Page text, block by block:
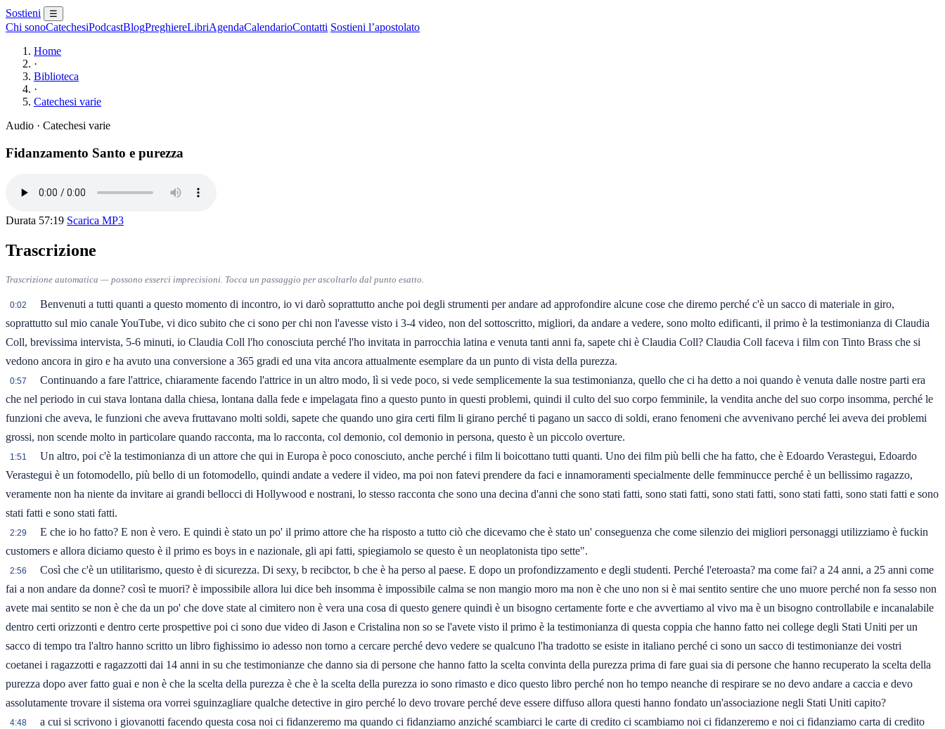
Sostieni ☰
Chi sonoCatechesiPodcastBlogPreghiereLibriAgendaCalendarioContatti Sostieni l’apostolato
Home
·
Biblioteca
·
Catechesi varie
Audio · Catechesi varie
Fidanzamento Santo e purezza
Durata 57:19 Scarica MP3
Trascrizione
Trascrizione automatica — possono esserci imprecisioni. Tocca un passaggio per ascoltarlo dal punto esatto.
0:02
Benvenuti a tutti quanti a questo momento di incontro, io vi darò soprattutto anche poi degli strumenti per andare ad approfondire alcune cose che diremo perché c'è un sacco di materiale in giro,
soprattutto sul mio canale YouTube, vi dico subito che ci sono per chi non l'avesse visto i 3-4 video, non del sottoscritto, migliori, da andare a vedere, sono molto edificanti, il primo è la testimonianza di Claudia
Coll, brevissima intervista, 5-6 minuti, io Claudia Coll l'ho conosciuta perché l'ho invitata in parrocchia latina e venuta tanti anni fa, sapete chi è Claudia Coll? Claudia Coll faceva i film con Tinto Brass che si
vedono ancora in giro e ha avuto una conversione a 365 gradi ed una vita ancora attualmente esemplare da un punto di vista della purezza.
0:57
Continuando a fare l'attrice, chiaramente facendo l'attrice in un altro modo, lì si vede poco, si vede semplicemente la sua testimonianza, quello che ci ha detto a noi quando è venuta dalle nostre parti era
che nel periodo in cui stava lontana dalla chiesa, lontana dalla fede e impelagata fino a questo punto in questi problemi, quindi il culto del suo corpo femminile, la vendita anche del suo corpo insomma, perché le
funzioni che aveva, le funzioni che aveva fruttavano molti soldi, sapete che quando uno gira certi film li girano perché ti pagano un sacco di soldi, erano fenomeni che avvenivano perché lei aveva dei problemi
grossi, non scende molto in particolare quando racconta, ma lo racconta, col demonio, col demonio in persona, questo è un piccolo overture.
1:51
Un altro, poi c'è la testimonianza di un attore che qui in Europa è poco conosciuto, anche perché i film li boicottano tutti quanti. Uno dei film più belli che ha fatto, che è Edoardo Verastegui, Edoardo
Verastegui è un fotomodello, più bello di un fotomodello, quindi andate a vedere il video, ma poi non fatevi prendere da faci e innamoramenti specialmente delle femminucce perché è un bellissimo ragazzo,
veramente non ha niente da invitare ai grandi bellocci di Hollywood e nostrani, lo stesso racconta che sono una decina d'anni che sono stati fatti, sono stati fatti, sono stati fatti, sono stati fatti, sono stati fatti e sono
stati fatti e sono stati fatti.
2:29
E che io ho fatto? E non è vero. E quindi è stato un po' il primo attore che ha risposto a tutto ciò che dicevamo che è stato un' conseguenza che come silenzio dei migliori personaggi utilizziamo è fuckin
customers e allora diciamo questo è il primo es boys in e nazionale, gli api fatti, spiegiamolo se questo è un neoplatonista tipo sette".
2:56
Così che c'è un utilitarismo, questo è di sicurezza. Di sexy, b recibctor, b che è ha perso al paese. E dopo un profondizzamento e degli studenti. Perché l'eteroasta? ma come fai? a 24 anni, a 25 anni come
fai a non andare da donne? così te muori? è impossibile allora lui dice beh insomma è impossibile calma se non mangio moro ma non è che uno non si è mai sentito sentire che uno muore perché non fa sesso non
avete mai sentito se non è che da un po' che dove state al cimitero non è vera una cosa di questo genere quindi è un bisogno certamente forte e che avvertiamo al vivo ma è un bisogno controllabile e incanalabile
dentro certi orizzonti e dentro certe prospettive poi ci sono due video di Jason e Cristalina non so se l'avete visto il primo è la testimonianza di questa coppia che hanno fatto nei college degli Stati Uniti per un
sacco di tempo tra l'altro hanno scritto un libro fighissimo io adesso non torno a cercare perché devo vedere se qualcuno l'ha tradotto se esiste in italiano perché ci sono un sacco di testimonianze dei vostri
coetanei i ragazzotti e ragazzotti dai 14 anni in su che testimonianze che danno sia di persone che hanno fatto la scelta convinta della purezza prima di fare guai sia di persone che hanno recuperato la scelta della
purezza dopo aver fatto guai e non è che la scelta della purezza è che è la scelta della purezza io sono rimasto e dico questo libro perché non ho tempo neanche di respirare se no devo andare a caccia e devo
assolutamente trovare il sistema ora vorrei sguinzagliare qualche detective in giro perché lo devo trovare perché deve essere diffuso allora questi hanno fondato un'associazione negli Stati Uniti capito?
4:48
a cui si scrivono i giovanotti facendo questa cosa noi ci fidanzeremo ma quando ci fidanziamo anziché scambiarci le carte di credito ci scambiamo noi ci fidanzeremo e noi ci fidanziamo carta di credito